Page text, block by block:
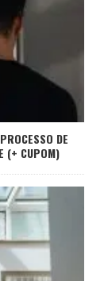
DE
(+ CUPOM)